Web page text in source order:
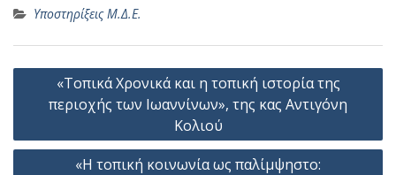
Υποστηρίξεις Μ.Δ.Ε.
Πλοήγηση
άρθρων
«Τοπικά Χρονικά και η τοπική ιστορία της
περιοχής των Ιωαννίνων», της κας Αντιγόνη
Κολιού
«Η τοπική κοινωνία ως παλίμψηστο: